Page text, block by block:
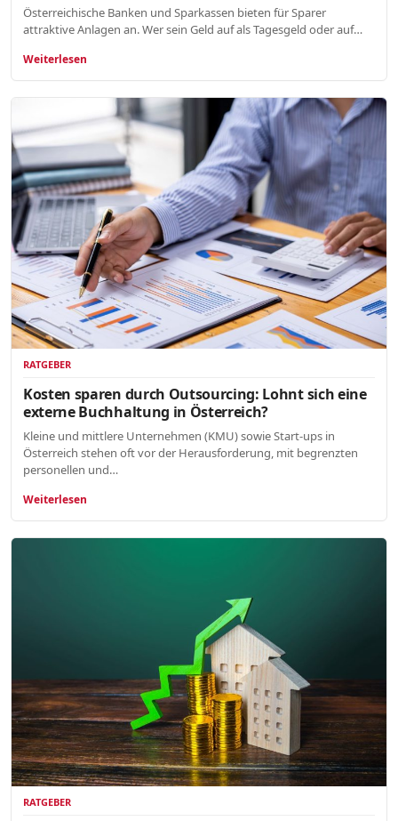
Österreichische Banken und Sparkassen bieten für Sparer
attraktive Anlagen an. Wer sein Geld auf als Tagesgeld oder auf…
Weiterlesen
RATGEBER
Kosten sparen durch Outsourcing: Lohnt sich eine
externe Buchhaltung in Österreich?
Kleine und mittlere Unternehmen (KMU) sowie Start-ups in
Österreich stehen oft vor der Herausforderung, mit begrenzten
personellen und…
Weiterlesen
RATGEBER